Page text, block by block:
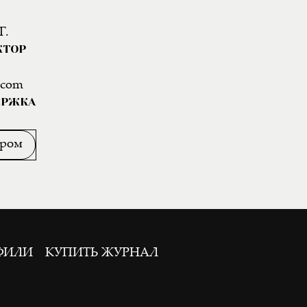
КУПИТЬ ЖУРНАЛ